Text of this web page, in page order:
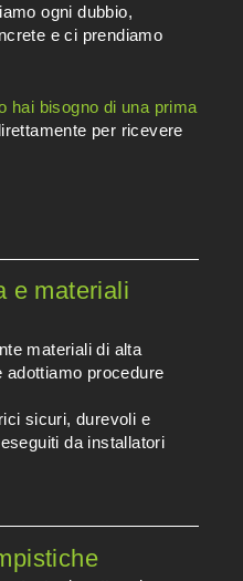
ogni dubbio,
e ci prendiamo
hai bisogno di una prima
per ricevere
e materiali
materiali di alta
procedure
sicuri, durevoli e
da installatori